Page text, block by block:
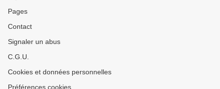
Pages
Contact
Signaler un abus
C.G.U.
Cookies et données personnelles
Préférences cookies